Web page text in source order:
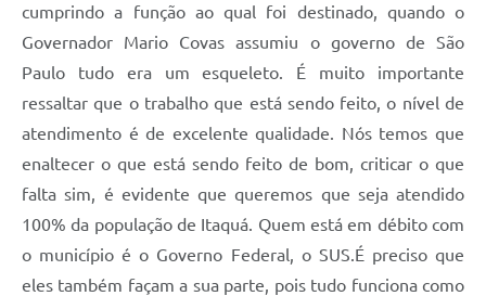
cumprindo a função ao qual foi destinado, quando o
Governador Mario Covas assumiu o governo de São
Paulo tudo era um esqueleto. É muito importante
ressaltar que o trabalho que está sendo feito, o nível de
atendimento é de excelente qualidade. Nós temos que
enaltecer o que está sendo feito de bom, criticar o que
falta sim, é evidente que queremos que seja atendido
100% da população de Itaquá. Quem está em débito com
o município é o Governo Federal, o SUS.É preciso que
eles também façam a sua parte, pois tudo funciona como